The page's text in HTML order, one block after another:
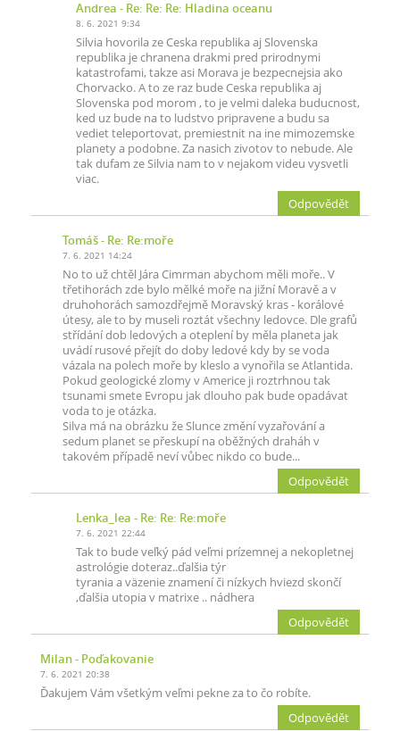
Andrea - Re: Re: Re: Hladina oceanu
8. 6. 2021 9:34
Silvia hovorila ze Ceska republika aj Slovenska
republika je chranena drakmi pred prirodnymi
katastrofami, takze asi Morava je bezpecnejsia ako
Chorvacko. A to ze raz bude Ceska republika aj
Slovenska pod morom , to je velmi daleka buducnost,
ked uz bude na to ludstvo pripravene a budu sa
vediet teleportovat, premiestnit na ine mimozemske
planety a podobne. Za nasich zivotov to nebude. Ale
tak dufam ze Silvia nam to v nejakom videu vysvetli
viac.
Odpovědět
Tomáš- Re: Re:moře
7. 6. 2021 14:24
No to už chtěl Jára Cimrman abychom měli moře.. V
třetihorách zde bylo mělké moře na jižní Moravě a v
druhohorách samozdřejmě Moravský kras - korálové
útesy, ale to by museli roztát všechny ledovce. Dle grafů
střídání dob ledových a oteplení by měla planeta jak
uvádí rusové přejít do doby ledové kdy by se voda
vázala na polech moře by kleslo a vynořila se Atlantida.
Pokud geologické zlomy v Americe ji roztrhnou tak
tsunami smete Evropu jak dlouho pak bude opadávat
voda to je otázka.
Silva má na obrázku že Slunce změní vyzařování a
sedum planet se přeskupí na oběžných draháh v
takovém případě neví vůbec nikdo co bude...
Odpovědět
Lenka_lea - Re: Re: Re:moře
7. 6. 2021 22:44
Tak to bude veľký pád veľmi prízemnej a nekopletnej
astrológie doteraz..ďalšia týr
tyrania a väzenie znamení či nízkych hviezd skončí
,ďalšia utopia v matrixe .. nádhera
Odpovědět
Milan- Poďakovanie
7. 6. 2021 20:38
Ďakujem Vám všetkým veľmi pekne za to čo robíte.
Odpovědět